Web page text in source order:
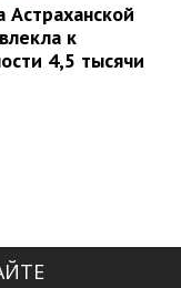
Астраханской
к
4,5 тысячи